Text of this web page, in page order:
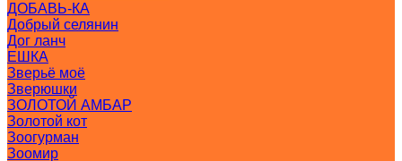
ДОБАВЬ-КА
Добрый селянин
Дог ланч
ЕШКА
Зверьё моё
Зверюшки
ЗОЛОТОЙ АМБАР
Золотой кот
Зоогурман
Зоомир